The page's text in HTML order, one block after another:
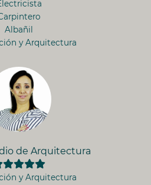
Albañil
y Arquitectura
de Arquitectura
y Arquitectura